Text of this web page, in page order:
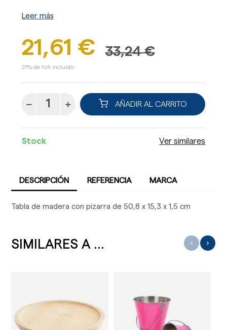
Leer más
21,61 € 33,24 €
21% de IVA incluido.
AÑADIR AL CARRITO
Stock Ver similares
DESCRIPCIÓN REFERENCIA MARCA
Tabla de madera con pizarra de 50,8 x 15,3 x 1,5 cm
SIMILARES A ... ‹ ›